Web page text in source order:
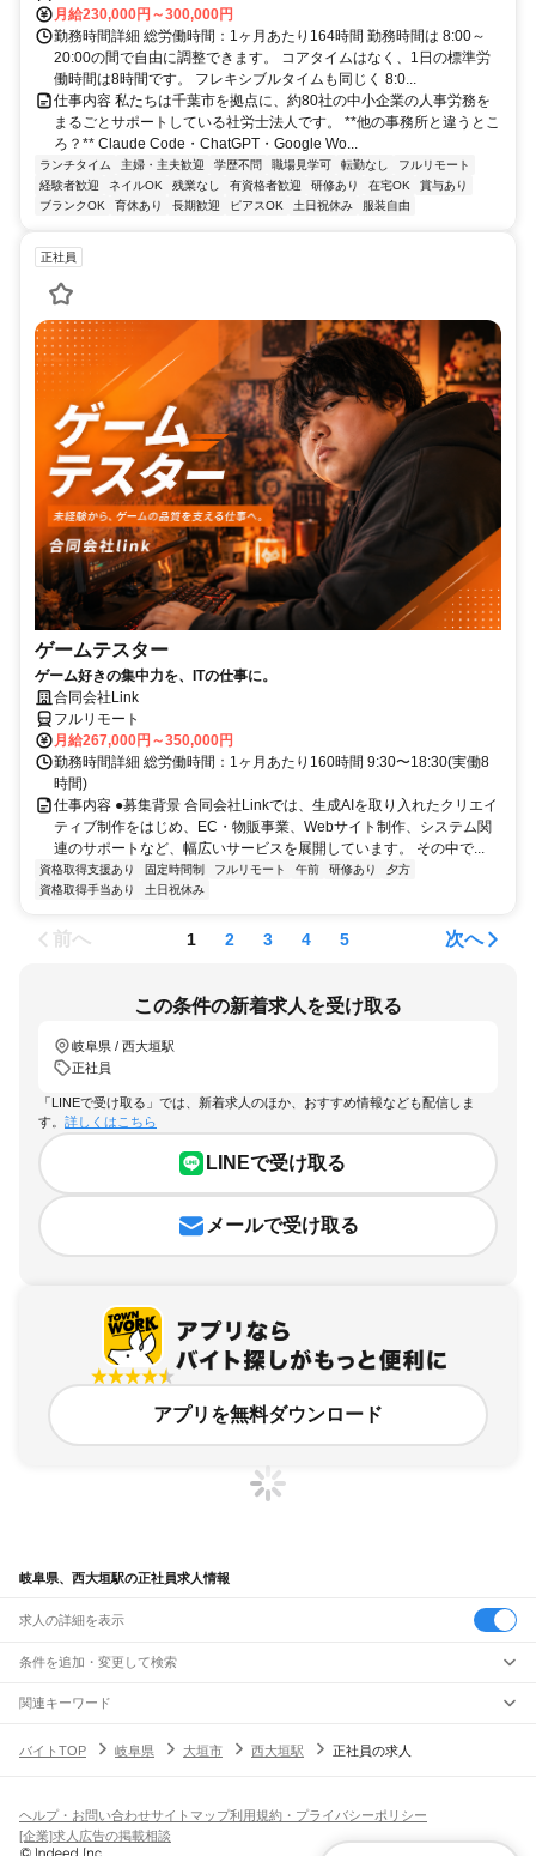
月給230,000円～300,000円
勤務時間詳細 総労働時間：1ヶ月あたり164時間 勤務時間は 8:00～
20:00の間で自由に調整できます。 コアタイムはなく、1日の標準労
働時間は8時間です。 フレキシブルタイムも同じく 8:0...
仕事内容 私たちは千葉市を拠点に、約80社の中小企業の人事労務を
まるごとサポートしている社労士法人です。 **他の事務所と違うとこ
ろ？** Claude Code・ChatGPT・Google Wo...
ランチタイム 主婦・主夫歓迎 学歴不問 職場見学可 転勤なし
フルリモート
経験者歓迎
ネイルOK 残業なし 有資格者歓迎 研修あり 在宅OK
賞与あり
ブランクOK
育休あり 長期歓迎 ピアスOK 土日祝休み 服装自由
正社員
ゲームテスター
ゲーム好きの集中力を、ITの仕事に。
合同会社Link
フルリモート
月給267,000円～350,000円
勤務時間詳細 総労働時間：1ヶ月あたり160時間 9:30〜18:30(実働8
時間)
仕事内容 ●募集背景 合同会社Linkでは、生成AIを取り入れたクリエイ
ティブ制作をはじめ、EC・物販事業、Webサイト制作、システム関
連のサポートなど、幅広いサービスを展開しています。 その中で...
資格取得支援あり 固定時間制 フルリモート 午前 研修あり
夕方
資格取得手当あり
土日祝休み
前へ 1 2 3 4 5 次へ
この条件の新着求人を受け取る
岐阜県 / 西大垣駅
正社員
「LINEで受け取る」では、新着求人のほか、おすすめ情報なども配信しま
す。 詳しくはこちら
LINEで受け取る
メールで受け取る
アプリを無料ダウンロード
岐阜県、西大垣駅の正社員求人情報
求人の詳細を表示
条件を追加・変更して検索
市区町村を追加・変更
岐阜県すべて
海津市羽島郡養老郡 不破郡 安八郡揖斐郡 本巣郡 加茂郡可児郡大野郡
駅を追加・変更
古虎渓駅多治見駅 土岐市駅 瑞浪駅釜戸駅武並駅恵那駅 美乃坂本駅
落合川駅坂下駅
飲食・フードサービス
飲食・フードサービス
特徴を追加・変更
関連キーワード
バイトTOP
岐阜県 大垣市 西大垣駅 正社員の求人
ヘルプ・お問い合わせサイトマップ利用規約・プライバシーポリシー
[企業]求人広告の掲載相談